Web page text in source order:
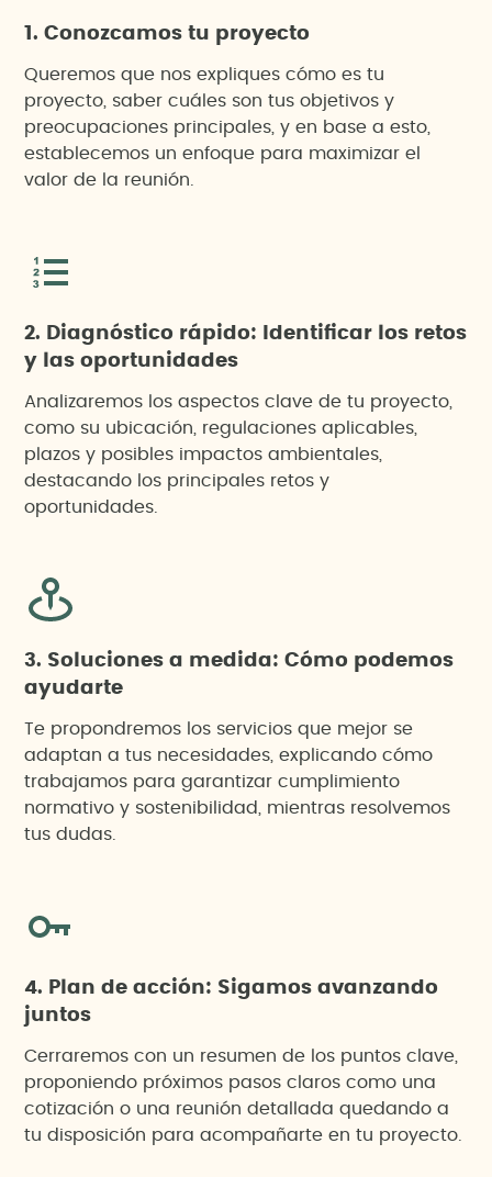
1. Conozcamos tu proyecto
Queremos que nos expliques cómo es tu
proyecto, saber cuáles son tus objetivos y
preocupaciones principales, y en base a esto,
establecemos un enfoque para maximizar el
valor de la reunión.
2. Diagnóstico rápido: Identificar los retos
y las oportunidades
Analizaremos los aspectos clave de tu proyecto,
como su ubicación, regulaciones aplicables,
plazos y posibles impactos ambientales,
destacando los principales retos y
oportunidades.
3. Soluciones a medida: Cómo podemos
ayudarte
Te propondremos los servicios que mejor se
adaptan a tus necesidades, explicando cómo
trabajamos para garantizar cumplimiento
normativo y sostenibilidad, mientras resolvemos
tus dudas.
4. Plan de acción: Sigamos avanzando
juntos
Cerraremos con un resumen de los puntos clave,
proponiendo próximos pasos claros como una
cotización o una reunión detallada quedando a
tu disposición para acompañarte en tu proyecto.